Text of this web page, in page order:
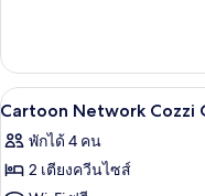
King
Room
เกี่ยว
กับ
Cartoon
Comfort
King
เปิด
ภาพถ่าย
ทั้งหมด
10
Cartoon Network Cozzi
พักได้ 4 คน
2 เตียงควีนไซส์